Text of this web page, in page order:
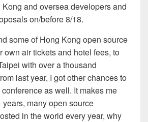
and oversea developers and
on/before 8/18.
some of Hong Kong open source
own air tickets and hotel fees, to
with over a thousand
last year, I got other chances to
as well. It makes me
many open source
in the world every year, why